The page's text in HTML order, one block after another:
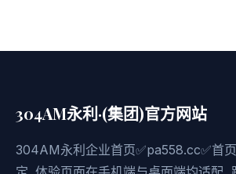
304AM永利·(集团)官方网站
304AM永利企业首页✅pa558.cc✅首